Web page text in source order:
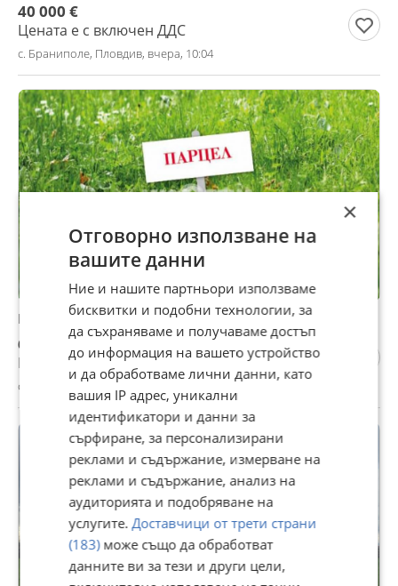
40 000 €
Цената е с включен ДДС
с. Браниполе, Пловдив, вчера, 10:04
Продава ПАРЦЕЛ, с. Браниполе, област Пловдив
64 000 €
Не се начислява ДДС
с. Браниполе, Пловдив, вчера, 03:16
×
Отговорно използване на
вашите данни
Ние и нашите партньори използваме
бисквитки и подобни технологии, за
да съхраняваме и получаваме достъп
до информация на вашето устройство
и да обработваме лични данни, като
вашия IP адрес, уникални
идентификатори и данни за
сърфиране, за персонализирани
реклами и съдържание, измерване на
реклами и съдържание, анализ на
аудиторията и подобряване на
услугите.Доставчици от трети страни
(183)може също да обработват
данните ви за тези и други цели,